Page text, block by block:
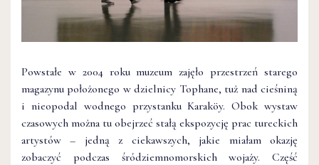
Powstałe w 2004 roku muzeum zajęło przestrzeń starego
magazynu położonego w dzielnicy Tophane, tuż nad cieśniną
i nieopodal wodnego przystanku Karaköy. Obok wystaw
czasowych można tu obejrzeć stałą ekspozycję prac tureckich
artystów – jedną z ciekawszych, jakie miałam okazję
zobaczyć podczas śródziemnomorskich wojaży. Część